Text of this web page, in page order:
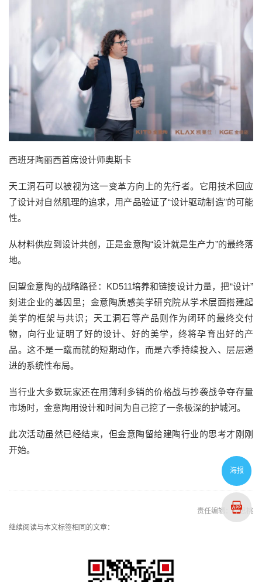
西班牙陶丽西首席设计师奥斯卡
天工洞石可以被视为这一变革方向上的先行者。它用技术回应
了设计对自然肌理的追求， 用产品验证了“设计驱动制造”的可能
性。
从材料供应到设计共创，正是金意陶“设计就是生产力”的最终落
地。
回望金意陶的战略路径： KD511培养和链接设计力量，把“设计”
刻进企业的基因里； 金意陶质感美学研究院从学术层面搭建起
美学的框架与共识；天工洞石等产品则作为闭环的最终交付
物，向行业证明了好的设计、好的美学，终将孕育出好的产
品。这不是一蹴而就的短期动作，而是六季持续投入、层层递
进的系统性布局。
当行业大多数玩家还在用薄利多销的价格战与抄袭战争夺存量
市场时，金意陶用设计和时间为自己挖了一条极深的护城河。
此次活动虽然已经结束， 但金意陶留给建陶行业的思考才刚刚
开始。
责任编辑：刘思桃
继续阅读与本文标签相同的文章：
海报